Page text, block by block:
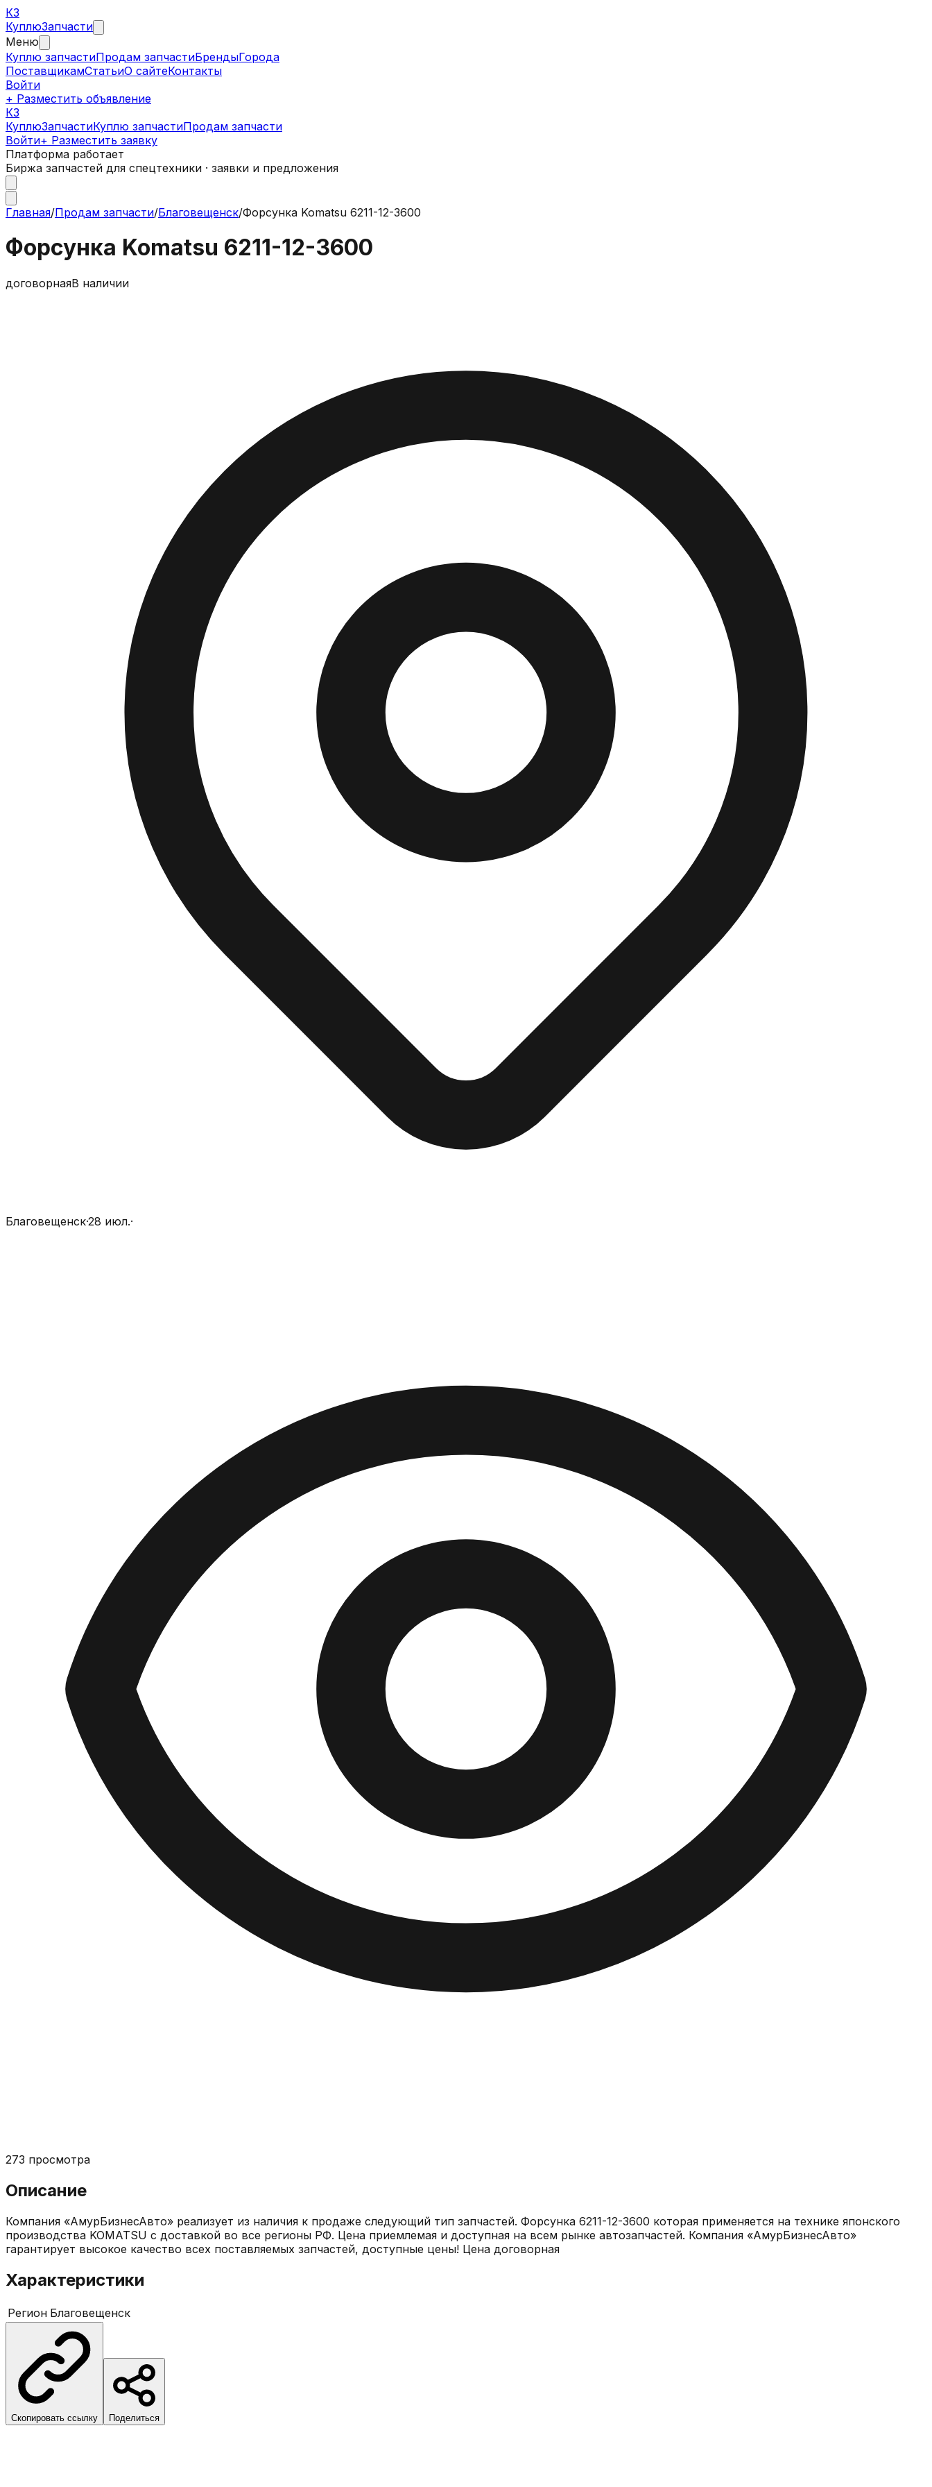
КЗ
КуплюЗапчасти
Меню
Куплю запчастиПродам запчастиБрендыГорода
ПоставщикамСтатьиО сайтеКонтакты
Войти
+ Разместить объявление
КЗ
КуплюЗапчастиКуплю запчастиПродам запчасти
Войти+ Разместить заявку
Платформа работает
Биржа запчастей для спецтехники · заявки и предложения
Главная/Продам запчасти/Благовещенск/Форсунка Komatsu 6211-12-3600
Форсунка Komatsu 6211-12-3600
договорнаяВ наличии
Благовещенск·28 июл.·
273 просмотра
Описание
Компания «АмурБизнесАвто» реализует из наличия к продаже следующий тип запчастей. Форсунка 6211-12-3600 которая применяется на технике японского
производства KOMATSU с доставкой во все регионы РФ. Цена приемлемая и доступная на всем рынке автозапчастей. Компания «АмурБизнесАвто»
гарантирует высокое качество всех поставляемых запчастей, доступные цены! Цена договорная
Характеристики
Регион Благовещенск
Скопировать ссылку Поделиться